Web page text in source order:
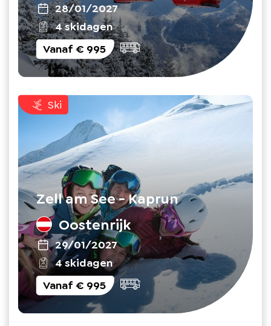
28/01/2027
4 skidagen
Vanaf€ 995
Ski
Zell am See - Kaprun
Oostenrijk
29/01/2027
4 skidagen
Vanaf€ 995